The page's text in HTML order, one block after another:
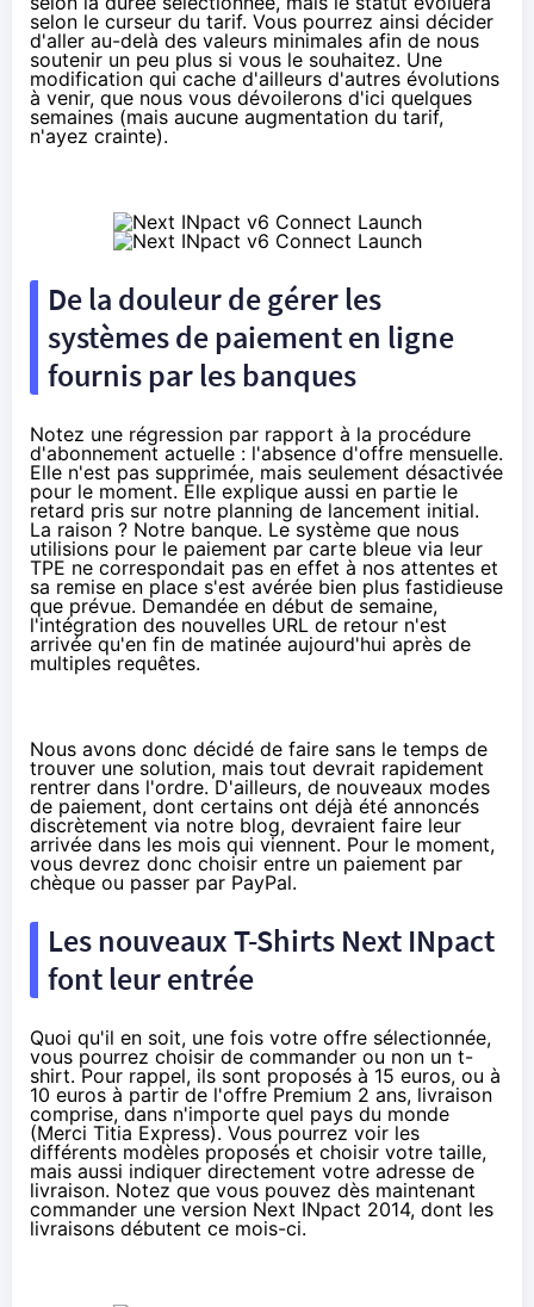
selon le curseur du tarif. Vous pourrez ainsi décider
d'aller au-delà des valeurs minimales afin de nous
soutenir un peu plus si vous le souhaitez. Une
modification qui cache d'ailleurs d'autres évolutions
à venir, que nous vous dévoilerons d'ici quelques
semaines (mais aucune augmentation du tarif,
n'ayez crainte).
De la douleur de gérer les
systèmes de paiement en ligne
fournis par les banques
Notez une régression par rapport à la procédure
d'abonnement actuelle : l'absence d'offre mensuelle.
Elle n'est pas supprimée, mais seulement désactivée
pour le moment. Elle explique aussi en partie le
retard pris sur notre planning de lancement initial.
La raison ? Notre banque. Le système que nous
utilisions pour le paiement par carte bleue via leur
TPE ne correspondait pas en effet à nos attentes et
sa remise en place s'est avérée bien plus fastidieuse
que prévue. Demandée en début de semaine,
l'intégration des nouvelles URL de retour n'est
arrivée qu'en fin de matinée aujourd'hui après de
multiples requêtes.
Nous avons donc décidé de faire sans le temps de
trouver une solution, mais tout devrait rapidement
rentrer dans l'ordre. D'ailleurs, de nouveaux modes
de paiement, dont certains ont déjà été annoncés
discrètement via notre blog, devraient faire leur
arrivée dans les mois qui viennent. Pour le moment,
vous devrez donc choisir entre un paiement par
chèque ou passer par PayPal.
Les nouveaux T-Shirts Next INpact
font leur entrée
Quoi qu'il en soit, une fois votre offre sélectionnée,
vous pourrez choisir de commander ou non un t-
shirt. Pour rappel, ils sont proposés à 15 euros, ou à
10 euros à partir de l'offre Premium 2 ans, livraison
comprise, dans n'importe quel pays du monde
(Merci Titia Express). Vous pourrez voir les
différents modèles proposés et choisir votre taille,
mais aussi indiquer directement votre adresse de
livraison. Notez que vous pouvez dès maintenant
commander une version Next INpact 2014, dont les
livraisons débutent ce mois-ci.